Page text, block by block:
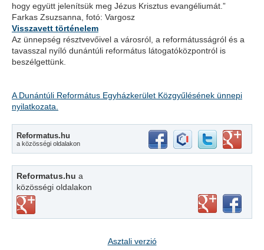
hogy együtt jelenítsük meg Jézus Krisztus evangéliumát.”
Farkas Zsuzsanna, fotó: Vargosz
Visszavett történelem
Az ünnepség résztvevőivel a városról, a reformátusságról és a
tavasszal nyíló dunántúli református látogatóközpontról is
beszélgettünk.
A Dunántúli Református Egyházkerület Közgyűlésének ünnepi
nyilatkozata.
Reformatus.hu
a közösségi oldalakon
Reformatus.hu a
közösségi oldalakon
Asztali verzió